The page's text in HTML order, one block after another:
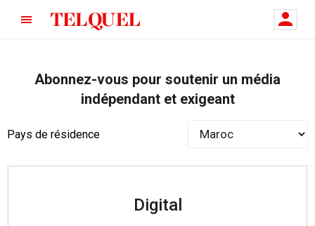
Abonnez-vous pour soutenir un média
indépendant et exigeant
Pays de résidence
Digital